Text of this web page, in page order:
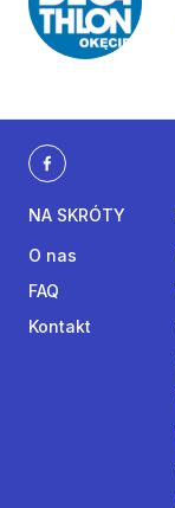
NA SKRÓTY
O nas
FAQ
Kontakt